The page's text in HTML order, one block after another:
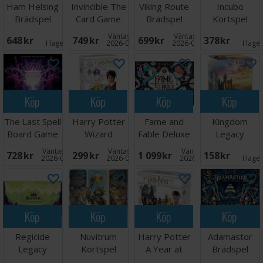
Ham Helsing
Brädspel
648 SEK I lager:
Invincible The
Card Game
Kortspel
749 SEK Väntas in:
2026-09-30
Viking Route
Brädspel
699 SEK Väntas in:
2026-09-30
Incubo
Kortspel
378 SEK I
Köp
The Last Spell
Board Game
Brädspel
728 SEK Väntas in:
2026-09-30
Köp
Harry Potter
Wizard
Challenge
Brädspel
299 SEK Väntas in:
2026-08-15
Köp
Fame and
Fable Deluxe
Brädspel
1 099 SEK Väntas in:
2026-09-30
Köp
Kingdom
Legacy
Svenska
158 SEK I
Köp
Regicide
Legacy
Köp
Nuvitrum
Kortspel
Köp
Harry Potter
A Year at
Köp
Adamastor
Brädspel